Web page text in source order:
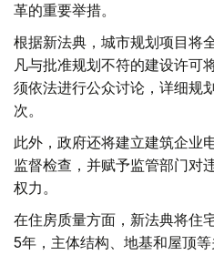
革的重要举措。
根据新法典，城市规划项目将
凡与批准规划不符的建设许可
须依法进行公众讨论，详细规
次。
此外，政府还将建立建筑企业
监督检查，并赋予监管部门对
权力。
在住房质量方面，新法典将住
5年，主体结构、地基和屋顶